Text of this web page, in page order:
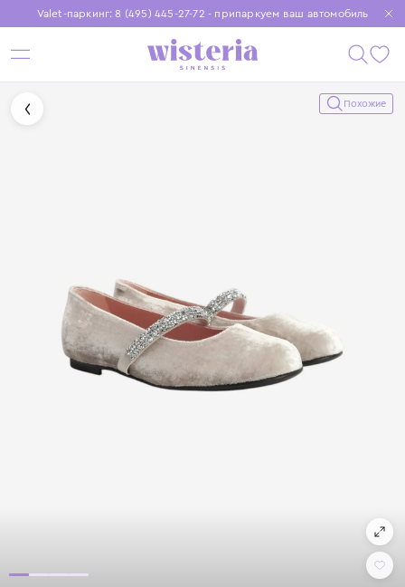
Valet-паркинг: 8 (495) 445-27-72 - припаркуем ваш автомобиль
Бесплатная доставка при заказе от 15 000 ₽
Установите приложение, чтобы покупки были еще удобнее
Похожие